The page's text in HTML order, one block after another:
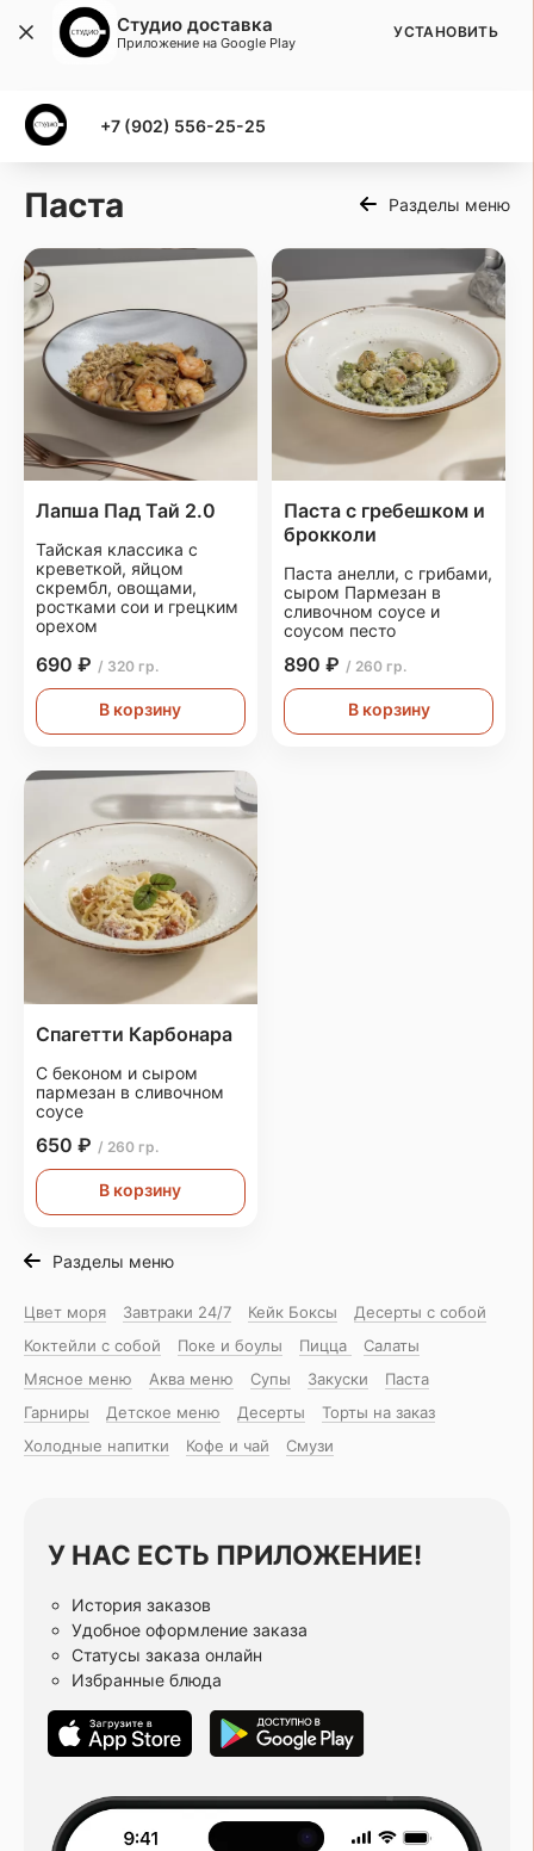
+7 (902) 556-25-25
Паста Разделы меню
Лапша Пад Тай 2.0
Тайская классика с
креветкой, яйцом
скрембл, овощами,
ростками сои и грецким
орехом
690 ₽ / 320 гр.
В корзину
Паста с гребешком и
брокколи
Паста анелли, с грибами,
сыром Пармезан в
сливочном соусе и
соусом песто
890 ₽ / 260 гр.
В корзину
Спагетти Карбонара
С беконом и сыром
пармезан в сливочном
соусе
650 ₽ / 260 гр.
В корзину
Разделы меню
Цвет моря Завтраки 24/7 Кейк Боксы
Десерты с собой
Коктейли с собой
Поке и боулы Пицца
Салаты
Мясное меню
Аква меню Супы Закуски
Паста
Гарниры
Детское меню Десерты
Торты на заказ
Холодные напитки
Кофе и чай Смузи
У НАС ЕСТЬ ПРИЛОЖЕНИЕ!
История заказов
Удобное оформление заказа
Статусы заказа онлайн
Избранные блюда
Студио доставка
Приложение на Google Play
УСТАНОВИТЬ